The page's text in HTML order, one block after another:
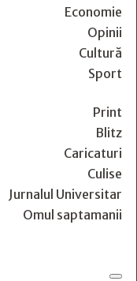
Economie
Opinii
Cultură
Sport
Print
Blitz
Caricaturi
Culise
Jurnalul Universitar
Omul saptamanii